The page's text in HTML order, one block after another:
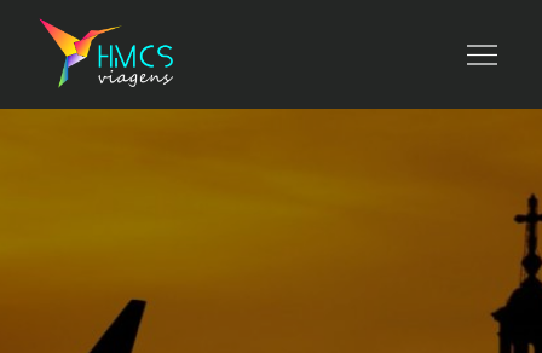
content